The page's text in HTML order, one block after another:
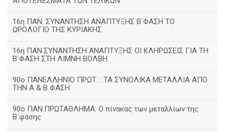
16η ΠΑΝ. ΣΥΝΑΝΤΗΣΗ ΑΝΑΠΤΥΞΗΣ Β΄ΦΑΣΗ ΤΟ
ΩΡΟΛΟΓΙΟ ΤΗΣ ΚΥΡΙΑΚΗΣ
16η ΠΑΝ.ΣΥΝΑΝΤΗΣΗ ΑΝΑΠΤΥΞΗΣ ΟΙ ΚΛΗΡΩΣΕΙΣ ΓΙΑ ΤΗ
Β΄ΦΑΣΗ ΣΤΗ ΛΙΜΝΗ ΒΟΛΒΗ
90ο ΠΑΝΕΛΛΗΝΙΟ ΠΡΩΤ. : ΤΑ ΣΥΝΟΛΙΚΑ ΜΕΤΑΛΛΙΑ ΑΠΟ
ΤΗΝ Α & Β ΦΑΣΗ
90ο ΠΑΝ.ΠΡΩΤΑΘΛΗΜΑ: Ο πίνακας των μεταλλίων της
Β΄φάσης